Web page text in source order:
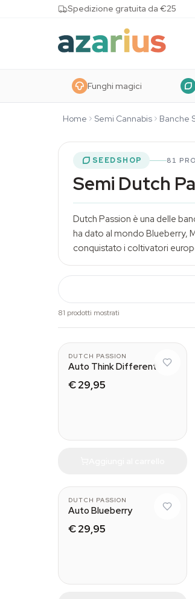
Skip to contentSpedizione gratuita da €25
Funghi magici
Home Semi Cannabis Banche
SEEDSHOP 81
Semi Dutch
Dutch Passion è una delle
ha dato al mondo Blueberry,
conquistato i coltivatori
81 prodotti mostrati
3
DUTCH PASSION
Auto Think Different
€ 29,95
DUTCH PASSION
Auto Blueberry
€ 29,95